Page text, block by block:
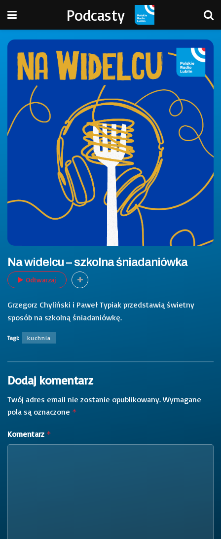
Podcasty
Na widelcu – szkolna śniadaniówka
Odtwarzaj
Grzegorz Chyliński i Paweł Typiak przedstawią świetny
sposób na szkolną śniadaniówkę.
Tagi: kuchnia
Dodaj komentarz
Twój adres email nie zostanie opublikowany. Wymagane
pola są oznaczone *
Komentarz *